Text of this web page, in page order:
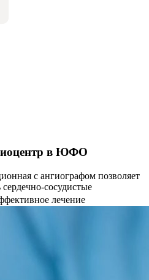
в ЮФО
с ангиографом позволяет
сосудистые
лечение